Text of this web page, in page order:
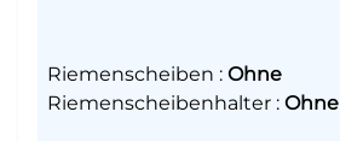
Riemenscheiben : Ohne
Riemenscheibenhalter : Ohne